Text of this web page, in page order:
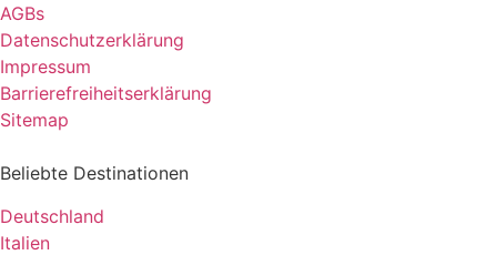
AGBs
Datenschutzerklärung
Impressum
Barrierefreiheitserklärung
Sitemap
Beliebte Destinationen
Deutschland
Italien